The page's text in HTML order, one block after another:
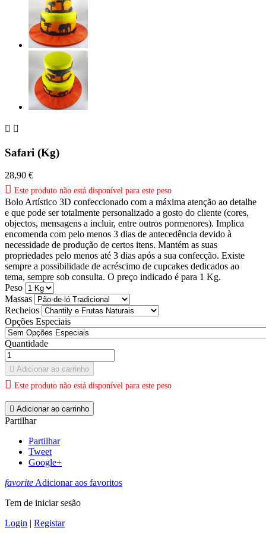
 
Safari (Kg)
28,90 €
 Este produto não está disponível para este peso
Bolo Artístico 3D confeccionado com a máxima atenção ao detalhe
e que pode ser totalmente personalizado a gosto do cliente (cores,
objectos, mensagens a incluir, entre outros pormenores). Implica
encomenda com pelo menos 3 dias de antecedência devido à
necessidade de produção de certos itens. Mantém as suas
propriedades pelo menos até 3 dias após a sua confecção. Existe
sempre a possibilidade de acréscimo de cupcakes dedicados ao
tema, sempre sob consulta. O preço indicado é para 1 Kg.
Peso
Massas
Recheios
Opções Especiais
Quantidade
 Adicionar ao carrinho
 Este produto não está disponível para este peso
 Adicionar ao carrinho
Partilhar
Partilhar
Tweet
Google+
favoriteAdicionar aos favoritos
Tem de iniciar sesão
Login | Registar